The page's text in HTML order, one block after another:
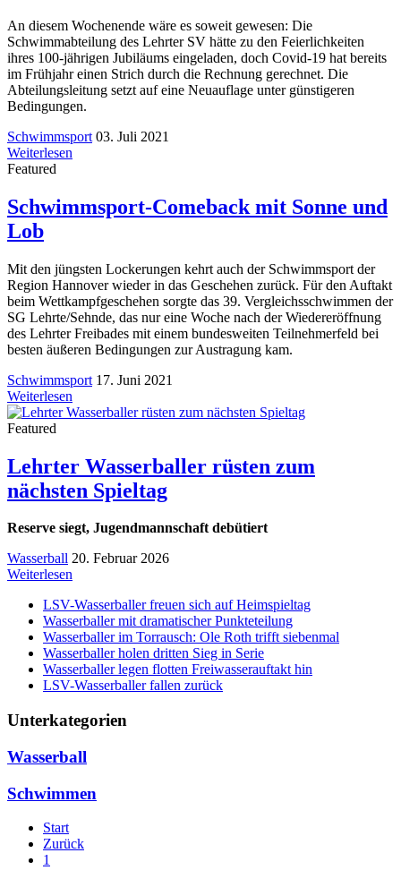
An diesem Wochenende wäre es soweit gewesen: Die
Schwimmabteilung des Lehrter SV hätte zu den Feierlichkeiten
ihres 100-jährigen Jubiläums eingeladen, doch Covid-19 hat bereits
im Frühjahr einen Strich durch die Rechnung gerechnet. Die
Abteilungsleitung setzt auf eine Neuauflage unter günstigeren
Bedingungen.
Schwimmsport 03. Juli 2021
Weiterlesen
Featured
Schwimmsport-Comeback mit Sonne und
Lob
Mit den jüngsten Lockerungen kehrt auch der Schwimmsport der
Region Hannover wieder in das Geschehen zurück. Für den Auftakt
beim Wettkampfgeschehen sorgte das 39. Vergleichsschwimmen der
SG Lehrte/Sehnde, das nur eine Woche nach der Wiedereröffnung
des Lehrter Freibades mit einem bundesweiten Teilnehmerfeld bei
besten äußeren Bedingungen zur Austragung kam.
Schwimmsport 17. Juni 2021
Weiterlesen
Featured
Lehrter Wasserballer rüsten zum
nächsten Spieltag
Reserve siegt, Jugendmannschaft debütiert
Wasserball 20. Februar 2026
Weiterlesen
LSV-Wasserballer freuen sich auf Heimspieltag
Wasserballer mit dramatischer Punkteteilung
Wasserballer im Torrausch: Ole Roth trifft siebenmal
Wasserballer holen dritten Sieg in Serie
Wasserballer legen flotten Freiwasserauftakt hin
LSV-Wasserballer fallen zurück
Unterkategorien
Wasserball
Schwimmen
Start
Zurück
1